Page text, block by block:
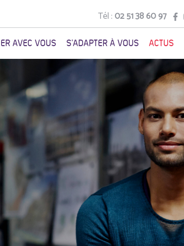
Tél :02 51 38 60 97
AVEC VOUS S'ADAPTER À VOUS ACTUS